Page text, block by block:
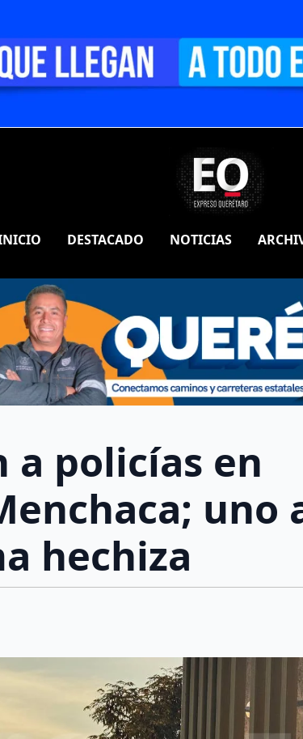
DESTACADO NOTICIAS
a policías en
uno
hechiza